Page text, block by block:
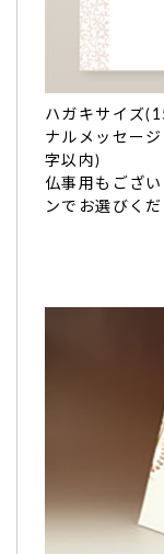
ハガキサイズ
ナルメッセー
字以内)
仏事用もござ
ンでお選びくだ